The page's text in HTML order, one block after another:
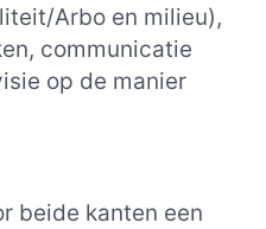
Arbo en milieu),
communicatie
op de manier
beide kanten een